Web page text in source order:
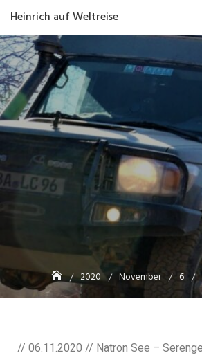
Heinrich auf Weltreise
2020 November 6
// 06.11.2020 // Natron See –